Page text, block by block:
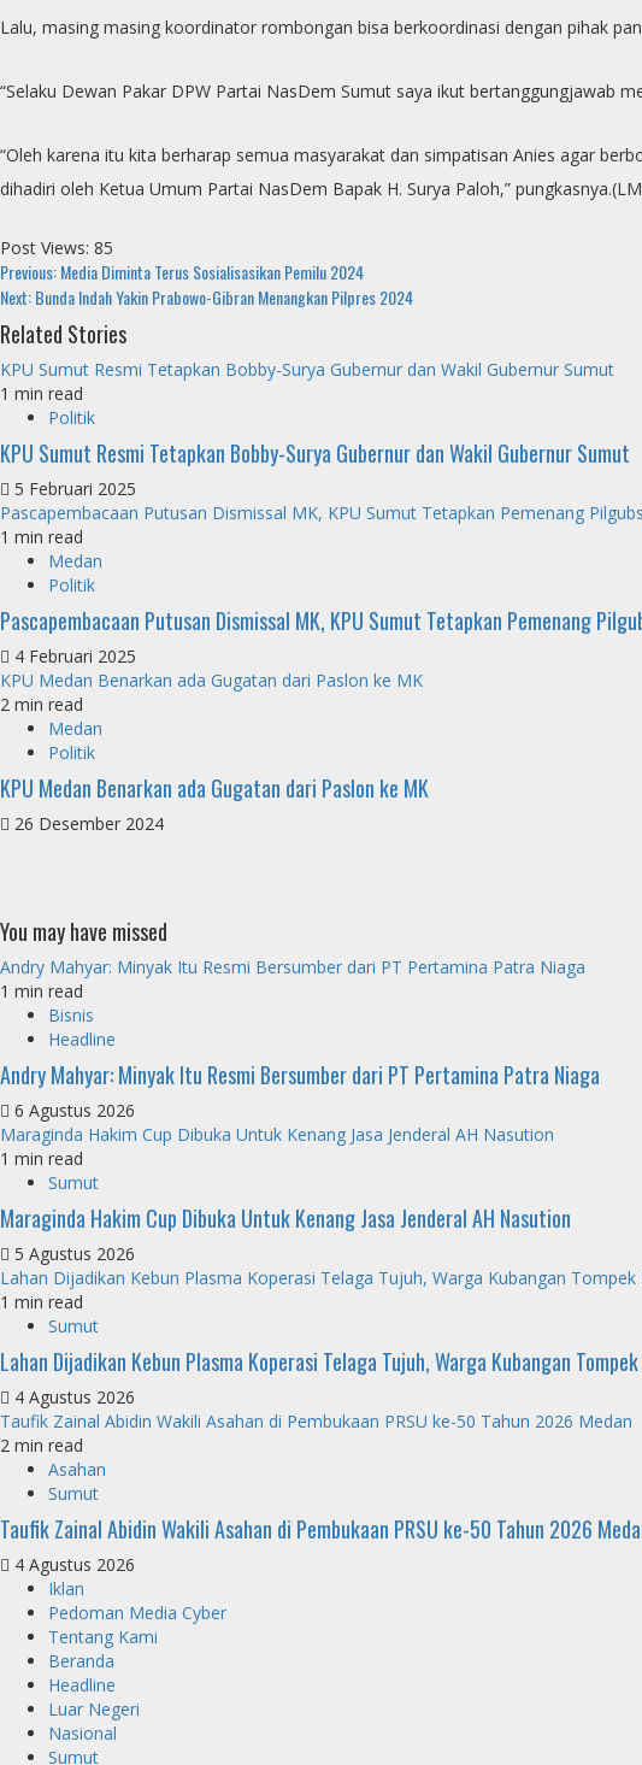
Lalu, masing masing koordinator rombongan bisa berkoordinasi dengan pihak
“Selaku Dewan Pakar DPW Partai NasDem Sumut saya ikut bertanggungjawab
“Oleh karena itu kita berharap semua masyarakat dan simpatisan Anies agar
dihadiri oleh Ketua Umum Partai NasDem Bapak H. Surya Paloh,”
Post Views: 85
Continue
Reading
Previous:Media Diminta Terus Sosialisasikan Pemilu 2024
Next:Bunda Indah Yakin Prabowo-Gibran Menangkan Pilpres 2024
Related Stories
KPU Sumut Resmi Tetapkan Bobby-Surya Gubernur dan Wakil Gubernur Sumut
1 min read
Politik
KPU Sumut Resmi Tetapkan Bobby-Surya Gubernur dan Wakil Gubernur Sumut
5 Februari 2025
Pascapembacaan Putusan Dismissal MK, KPU Sumut Tetapkan Pemenang
1 min read
Medan
Politik
Pascapembacaan Putusan Dismissal MK, KPU Sumut Tetapkan Pemenang
4 Februari 2025
KPU Medan Benarkan ada Gugatan dari Paslon ke MK
2 min read
Medan
Politik
KPU Medan Benarkan ada Gugatan dari Paslon ke MK
26 Desember 2024
You may have missed
Andry Mahyar: Minyak Itu Resmi Bersumber dari PT Pertamina Patra Niaga
1 min read
Bisnis
Headline
Andry Mahyar: Minyak Itu Resmi Bersumber dari PT Pertamina Patra Niaga
6 Agustus 2026
Maraginda Hakim Cup Dibuka Untuk Kenang Jasa Jenderal AH Nasution
1 min read
Sumut
Maraginda Hakim Cup Dibuka Untuk Kenang Jasa Jenderal AH Nasution
5 Agustus 2026
Lahan Dijadikan Kebun Plasma Koperasi Telaga Tujuh, Warga Kubangan Tompek
1 min read
Sumut
Lahan Dijadikan Kebun Plasma Koperasi Telaga Tujuh, Warga Kubangan
4 Agustus 2026
Taufik Zainal Abidin Wakili Asahan di Pembukaan PRSU ke-50 Tahun 2026 Medan
2 min read
Asahan
Sumut
Taufik Zainal Abidin Wakili Asahan di Pembukaan PRSU ke-50 Tahun 2026
4 Agustus 2026
Iklan
Pedoman Media Cyber
Tentang Kami
Beranda
Headline
Luar Negeri
Nasional
Sumut